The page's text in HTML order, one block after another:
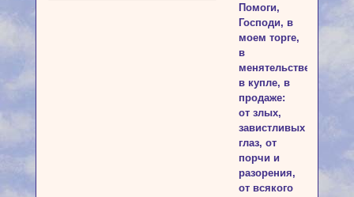
Помоги,
Господи, в
моем торге,
в
менятельстве,
в купле, в
продаже:
от злых,
завистливых
глаз, от
порчи и
разорения,
от всякого